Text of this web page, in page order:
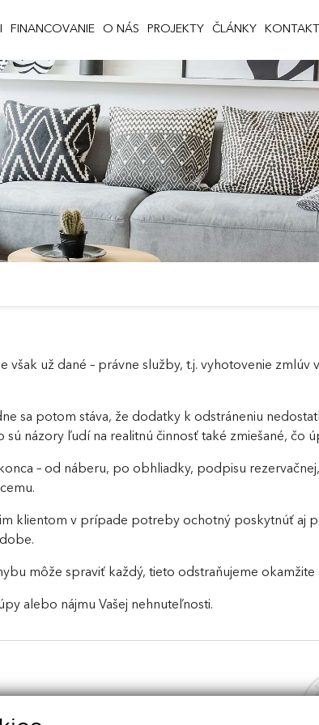
FINANCOVANIE O NÁS PROJEKTY ČLÁNKY KONTAKT
už dané – právne služby, t.j. vyhotovenie zmlúv
sa potom stáva, že dodatky k odstráneniu
názory ľudí na realitnú činnosť také zmiešané, čo
– od náberu, po obhliadky, podpisu
klientom v prípade potreby ochotný poskytnúť aj
môže spraviť každý, tieto odstraňujeme okamžite
alebo nájmu Vašej nehnuteľnosti.
Dunajská Streda